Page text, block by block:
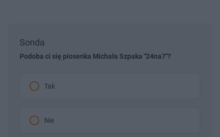
Sonda
Podoba ci się piosenka Michała Szpaka "24na7"?
Tak
Nie